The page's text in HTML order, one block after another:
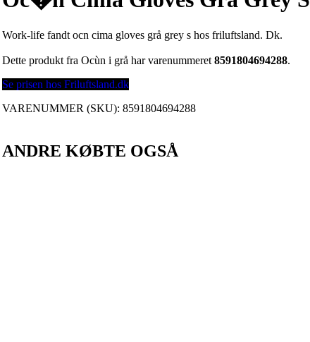
Work-life fandt ocn cima gloves grå grey s hos friluftsland. Dk.
Dette produkt fra Ocùn i grå har varenummeret8591804694288.
Se prisen hos Friluftsland.dk
VARENUMMER (SKU):8591804694288
ANDRE KØBTE OGSÅ